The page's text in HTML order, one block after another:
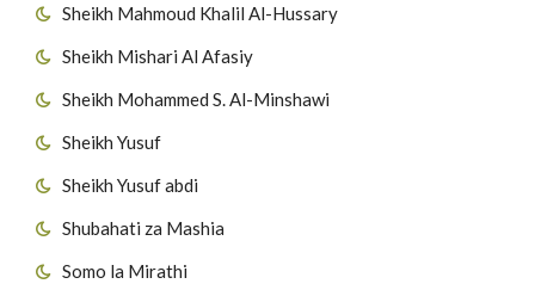
Sheikh Mahmoud Khalil Al-Hussary
Sheikh Mishari Al Afasiy
Sheikh Mohammed S. Al-Minshawi
Sheikh Yusuf
Sheikh Yusuf abdi
Shubahati za Mashia
Somo la Mirathi